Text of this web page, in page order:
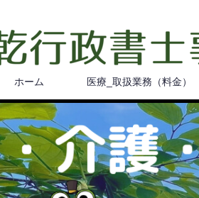
ホーム 医療_取扱業務（料金）